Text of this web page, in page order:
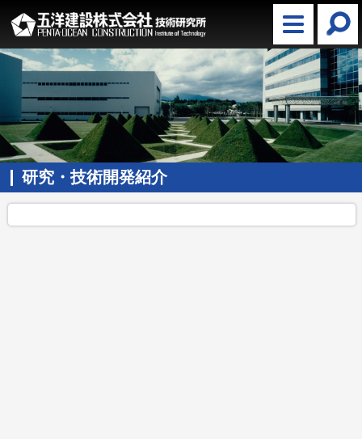
研究・技術開発紹介